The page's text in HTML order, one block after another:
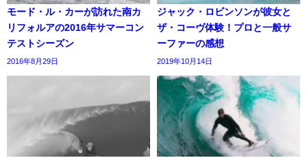
モード・ル・カーが訪れた南カ
リフォルアの2016年サマーコン
テストシーズン
2016年8月29日
ジャック・ロビンソンが彼女と
ザ・コーヴ体験！プロと一般サ
ーファーの感想
2019年10月14日